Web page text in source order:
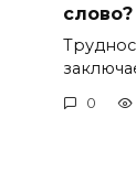
слово?
0